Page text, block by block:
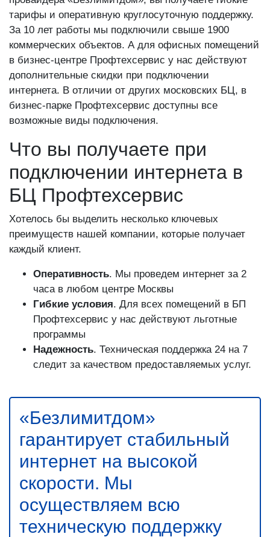
тарифы и оперативную круглосуточную поддержку.
За 10 лет работы мы подключили свыше 1900
коммерческих объектов. А для офисных помещений
в бизнес-центре Профтехсервис у нас действуют
дополнительные скидки при подключении
интернета. В отличии от других московских БЦ, в
бизнес-парке Профтехсервис доступны все
возможные виды подключения.
Что вы получаете при
подключении интернета в
БЦ Профтехсервис
Хотелось бы выделить несколько ключевых
преимуществ нашей компании, которые получает
каждый клиент.
Оперативность. Мы проведем интернет за 2
часа в любом центре Москвы
Гибкие условия. Для всех помещений в БП
Профтехсервис у нас действуют льготные
программы
Надежность. Техническая поддержка 24 на 7
следит за качеством предоставляемых услуг.
«Безлимитдом»
гарантирует стабильный
интернет на высокой
скорости. Мы
осуществляем всю
техническую поддержку